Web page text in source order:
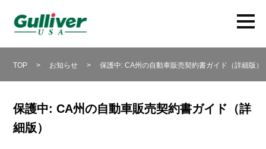
TOP > お知らせ > 保護中: CA州の自動車販売契約書ガイド（詳細版）
保護中: CA州の自動車販売契約書ガイド（詳
細版）